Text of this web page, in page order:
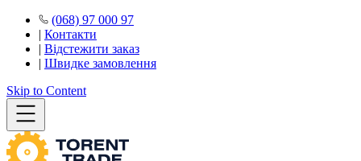
(068) 97 000 97
| Контакти
| Відстежити заказ
| Швидке замовлення
Skip to Content